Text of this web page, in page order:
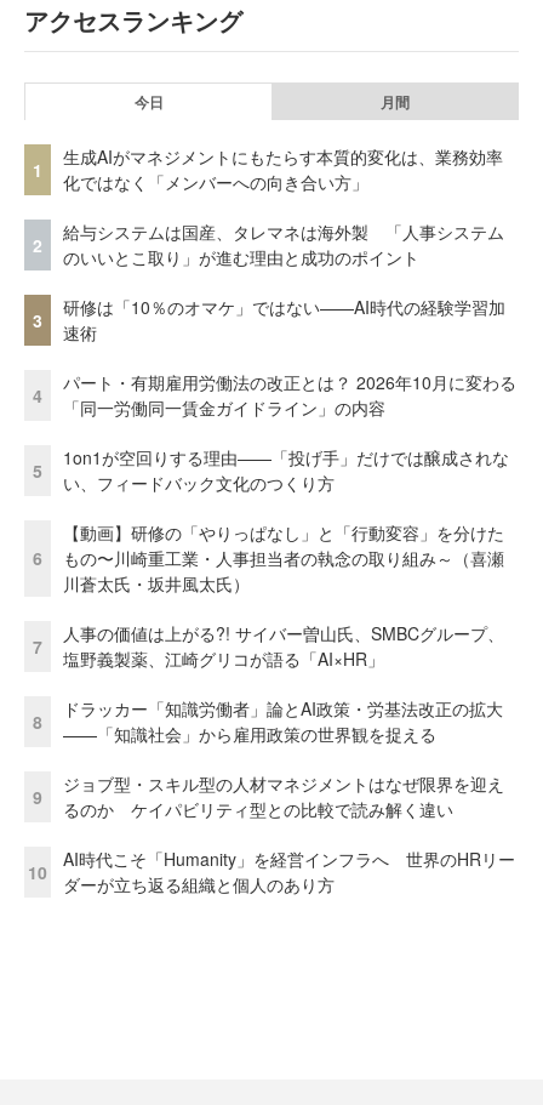
アクセスランキング
今日 月間
1
生成AIがマネジメントにもたらす本質的変化は、業務効率
化ではなく「メンバーへの向き合い方」
2
給与システムは国産、タレマネは海外製 「人事システム
のいいとこ取り」が進む理由と成功のポイント
3
研修は「10％のオマケ」ではない——AI時代の経験学習加
速術
4
パート・有期雇用労働法の改正とは？ 2026年10月に変わる
「同一労働同一賃金ガイドライン」の内容
5
1on1が空回りする理由——「投げ手」だけでは醸成されな
い、フィードバック文化のつくり方
6
【動画】研修の「やりっぱなし」と「行動変容」を分けた
もの〜川崎重工業・人事担当者の執念の取り組み～（喜瀬
川蒼太氏・坂井風太氏）
7
人事の価値は上がる?! サイバー曽山氏、SMBCグループ、
塩野義製薬、江崎グリコが語る「AI×HR」
8
ドラッカー「知識労働者」論とAI政策・労基法改正の拡大
——「知識社会」から雇用政策の世界観を捉える
9
ジョブ型・スキル型の人材マネジメントはなぜ限界を迎え
るのか ケイパビリティ型との比較で読み解く違い
10
AI時代こそ「Humanity」を経営インフラへ 世界のHRリー
ダーが立ち返る組織と個人のあり方